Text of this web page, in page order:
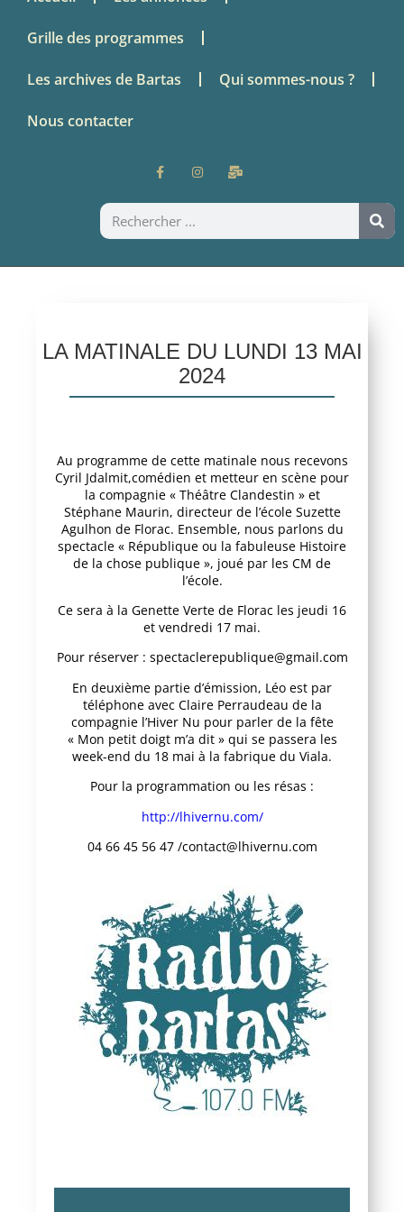
Grille des programmes
Les archives de Bartas Qui sommes-nous ?
Nous contacter
LA MATINALE DU LUNDI 13 MAI
2024
Au programme de cette matinale nous recevons
Cyril Jdalmit,comédien et metteur en scène pour
la compagnie « Théâtre Clandestin » et
Stéphane Maurin, directeur de l’école Suzette
Agulhon de Florac. Ensemble, nous parlons du
spectacle « République ou la fabuleuse Histoire
de la chose publique », joué par les CM de
l’école.
Ce sera à la Genette Verte de Florac les jeudi 16
et vendredi 17 mai.
Pour réserver : spectaclerepublique@gmail.com
En deuxième partie d’émission, Léo est par
téléphone avec Claire Perraudeau de la
compagnie l’Hiver Nu pour parler de la fête
« Mon petit doigt m’a dit » qui se passera les
week-end du 18 mai à la fabrique du Viala.
Pour la programmation ou les résas :
http://lhivernu.com/
04 66 45 56 47 /contact@lhivernu.com